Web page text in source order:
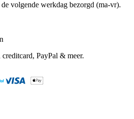
volgende werkdag bezorgd (ma-vr).
PayPal & meer.